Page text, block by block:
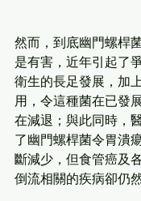
然而，到底幽門螺桿
是有害，近年引起了
衛生的長足發展，加
用，令這種菌在已發
在減退；與此同時，
了幽門螺桿菌令胃潰
斷減少，但食管癌及
倒流相關的疾病卻仍